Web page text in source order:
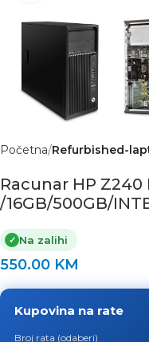
Početna Refurbished-
Racunar HP Z240
/16GB/500GB/
✓ Na zalihi
550.00 KM
Kupovina na rate
Broj rata (odaberi)